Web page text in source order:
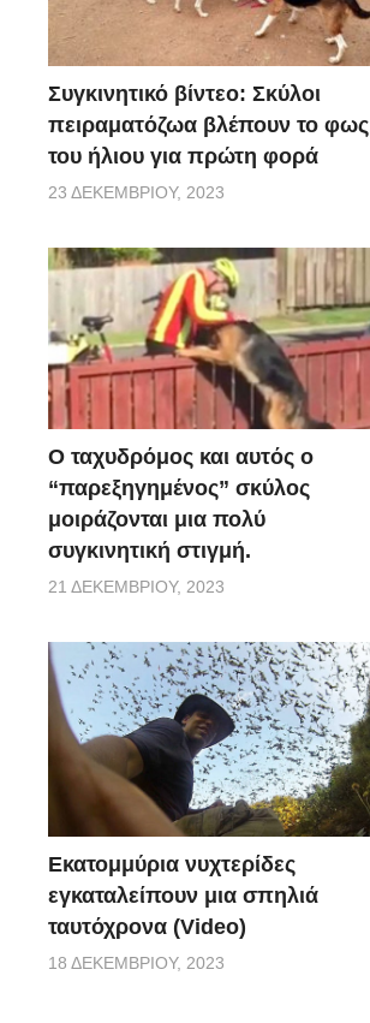
Συγκινητικό βίντεο: Σκύλοι
πειραματόζωα βλέπουν το φως
του ήλιου για πρώτη φορά
23 ΔΕΚΕΜΒΡΊΟΥ, 2023
Ο ταχυδρόμος και αυτός ο
“παρεξηγημένος” σκύλος
μοιράζονται μια πολύ
συγκινητική στιγμή.
21 ΔΕΚΕΜΒΡΊΟΥ, 2023
Εκατομμύρια νυχτερίδες
εγκαταλείπουν μια σπηλιά
ταυτόχρονα (Video)
18 ΔΕΚΕΜΒΡΊΟΥ, 2023